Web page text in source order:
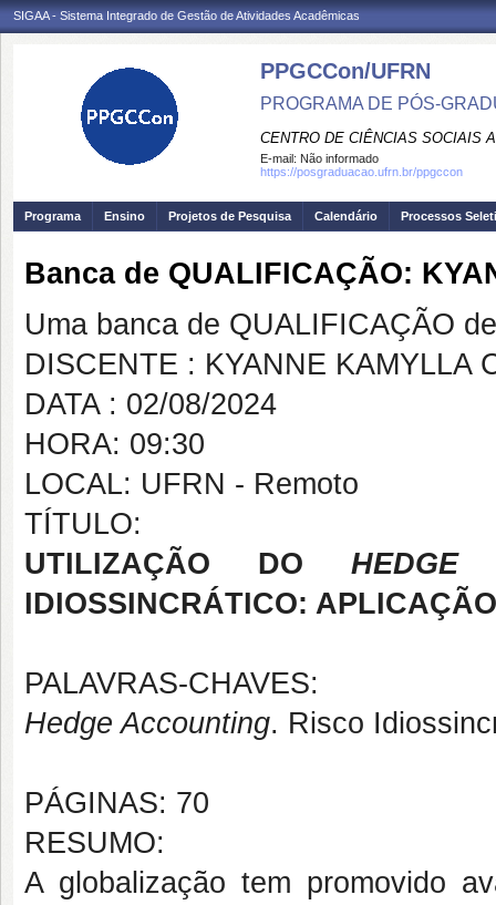
SIGAA - Sistema Integrado de Gestão de Atividades Acadêmicas
PPGCCon/UFRN
PROGRAMA DE PÓS-
CENTRO DE CIÊNCIAS SOCIAIS
E-mail: Não informado
https://posgraduacao.ufrn.br/ppgccon
Programa Ensino Projetos de Pesquisa Calendário Processos
Banca de QUALIFICAÇÃO:
Uma banca de QUALIFICAÇÃO
DISCENTE : KYANNE KAMYLLA
DATA : 02/08/2024
HORA: 09:30
LOCAL: UFRN - Remoto
TÍTULO:
UTILIZAÇÃO DO HEDGE
IDIOSSINCRÁTICO:
PALAVRAS-CHAVES:
Hedge Accounting. Risco
PÁGINAS: 70
RESUMO:
A globalização tem promovido